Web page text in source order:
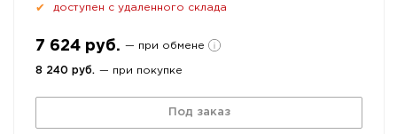
✔ доступен с удаленного склада
7 624 руб. — при обмене
8 240 руб. — при покупке
Под заказ